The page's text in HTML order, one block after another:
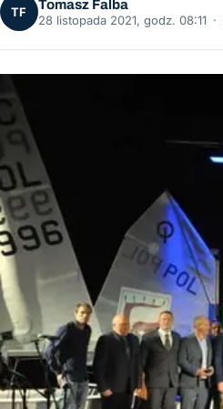
TF
Tomasz Falba
28 listopada 2021, godz. 08:11 ·